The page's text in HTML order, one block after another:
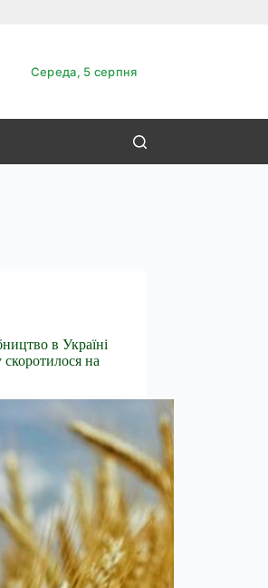
Середа, 5 серпня
в Україні
скоротилося на